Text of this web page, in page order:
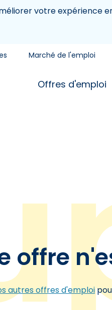
votre expérience
Marché de l'emploi
Offres d'emploi
offre
autres offres d'emploi